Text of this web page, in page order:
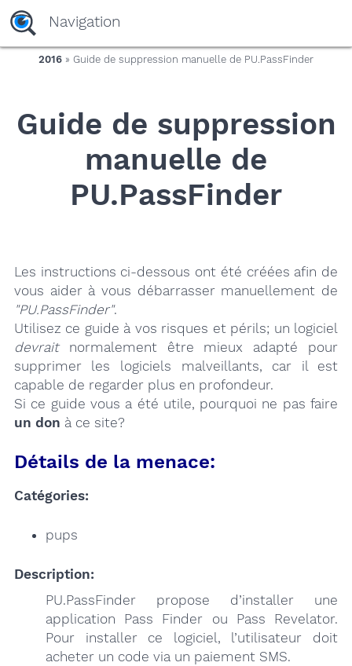
yaaaeag20
Navigation
2016 » Guide de suppression manuelle de PU.PassFinder
Guide de suppression
manuelle de
PU.PassFinder
Les instructions ci-dessous ont été créées afin de
vous aider à vous débarrasser manuellement de
"PU.PassFinder".
Utilisez ce guide à vos risques et périls; un logiciel
devraitnormalement être mieux adapté pour
supprimer les logiciels malveillants, car il est
capable de regarder plus en profondeur.
Si ce guide vous a été utile, pourquoi ne pas faire
un don à ce site?
Détails de la menace:
Catégories:
pups
Description:
PU.PassFinder propose d’installer une
application Pass Finder ou Pass Revelator.
Pour installer ce logiciel, l’utilisateur doit
acheter un code via un paiement SMS.